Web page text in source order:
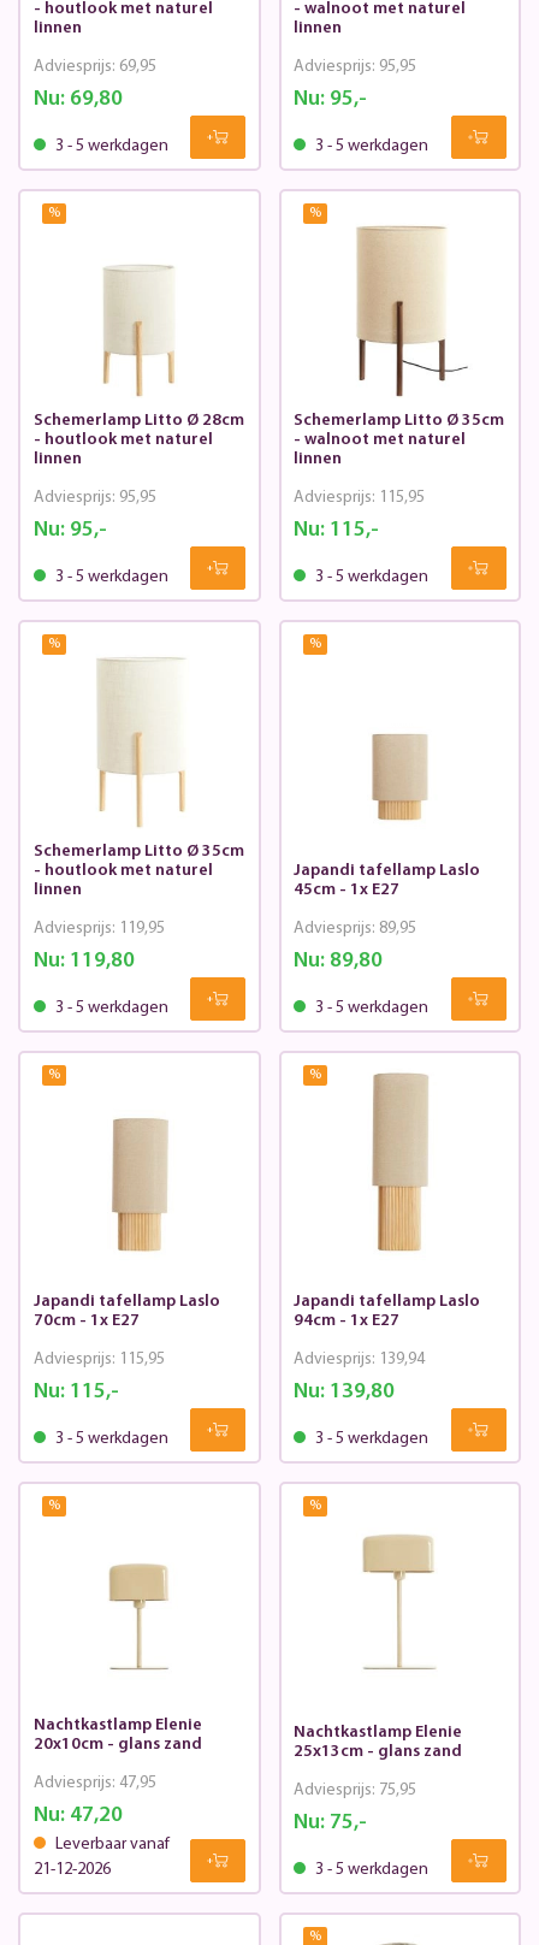
- houtlook met naturel
linnen
Nu:69,80
Adviesprijs: 69,95
3 - 5 werkdagen
- walnoot met naturel
linnen
Nu: 95,-
Adviesprijs: 95,95
3 - 5 werkdagen
%
Schemerlamp Litto Ø 28cm
- houtlook met naturel
linnen
Nu:95,-
Adviesprijs: 95,95
3 - 5 werkdagen
%
Schemerlamp Litto Ø 35cm
- walnoot met naturel
linnen
Nu: 115,-
Adviesprijs: 115,95
3 - 5 werkdagen
%
Schemerlamp Litto Ø 35cm
- houtlook met naturel
linnen
Nu:119,80
Adviesprijs: 119,95
3 - 5 werkdagen
%
Japandi tafellamp Laslo
45cm - 1x E27
Nu: 89,80
Adviesprijs: 89,95
3 - 5 werkdagen
%
Japandi tafellamp Laslo
70cm - 1x E27
Nu:115,-
Adviesprijs: 115,95
3 - 5 werkdagen
%
Japandi tafellamp Laslo
94cm - 1x E27
Nu: 139,80
Adviesprijs: 139,94
3 - 5 werkdagen
%
Nachtkastlamp Elenie
20x10cm - glans zand
Nu:47,20
Adviesprijs: 47,95
Leverbaar vanaf
21-12-2026
%
Nachtkastlamp Elenie
25x13cm - glans zand
Nu: 75,-
Adviesprijs: 75,95
3 - 5 werkdagen
%